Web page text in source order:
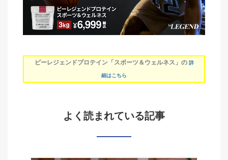
ビーレジェンドプロテイン「スポーツ＆ウェルネス」の 詳
細はこちら
よく読まれている記事